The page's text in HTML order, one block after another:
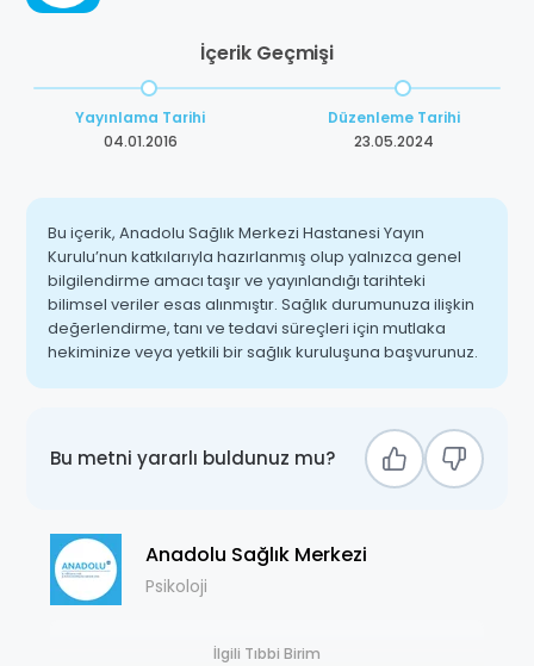
İçerik Geçmişi
Yayınlama Tarihi
04.01.2016
Düzenleme Tarihi
23.05.2024
Bu içerik, Anadolu Sağlık Merkezi Hastanesi Yayın
Kurulu’nun katkılarıyla hazırlanmış olup yalnızca genel
bilgilendirme amacı taşır ve yayınlandığı tarihteki
bilimsel veriler esas alınmıştır. Sağlık durumunuza ilişkin
değerlendirme, tanı ve tedavi süreçleri için mutlaka
hekiminize veya yetkili bir sağlık kuruluşuna başvurunuz.
Bu metni yararlı buldunuz mu?
Anadolu Sağlık Merkezi
Psikoloji
İlgili Tıbbi Birim